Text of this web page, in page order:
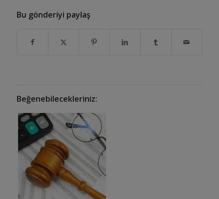
Bu gönderiyi paylaş
Beğenebilecekleriniz: